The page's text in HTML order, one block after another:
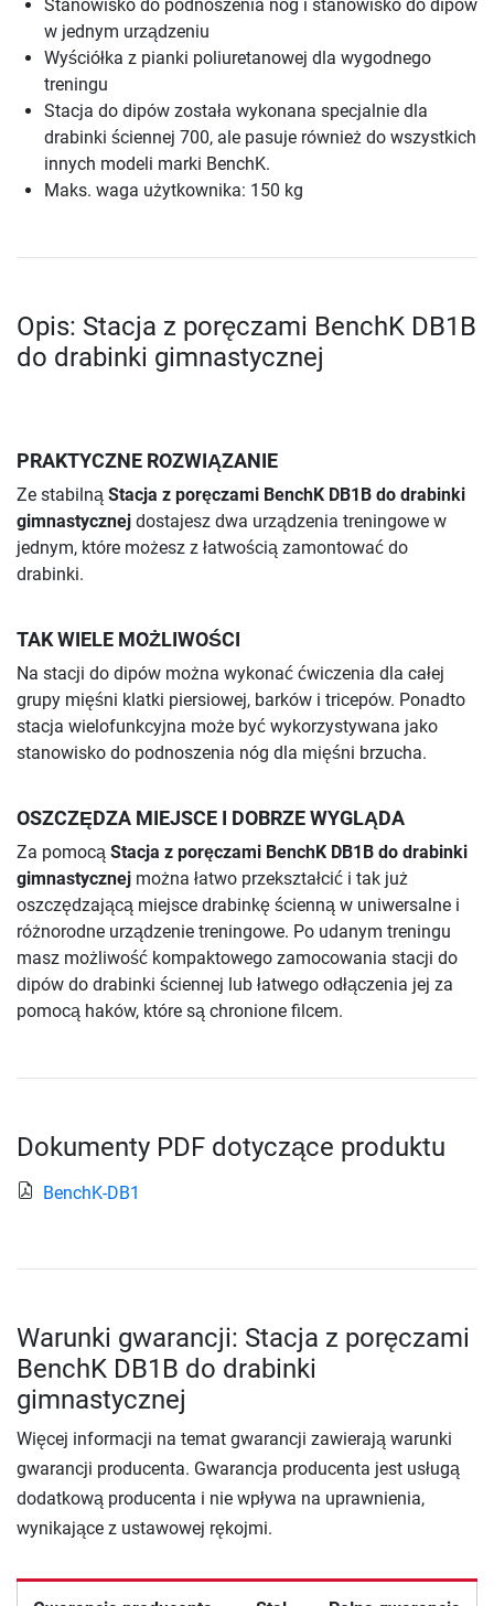
Stanowisko do podnoszenia nóg i stanowisko do dipów
w jednym urządzeniu
Wyściółka z pianki poliuretanowej dla wygodnego
treningu
Stacja do dipów została wykonana specjalnie dla
drabinki ściennej 700, ale pasuje również do wszystkich
innych modeli marki BenchK.
Maks. waga użytkownika: 150 kg
Opis: Stacja z poręczami BenchK DB1B
do drabinki gimnastycznej
PRAKTYCZNE ROZWIĄZANIE
Ze stabilną Stacja z poręczami BenchK DB1B do drabinki
gimnastycznej dostajesz dwa urządzenia treningowe w
jednym, które możesz z łatwością zamontować do
drabinki.
TAK WIELE MOŻLIWOŚCI
Na stacji do dipów można wykonać ćwiczenia dla całej
grupy mięśni klatki piersiowej, barków i tricepów. Ponadto
stacja wielofunkcyjna może być wykorzystywana jako
stanowisko do podnoszenia nóg dla mięśni brzucha.
OSZCZĘDZA MIEJSCE I DOBRZE WYGLĄDA
Za pomocą Stacja z poręczami BenchK DB1B do drabinki
gimnastycznej można łatwo przekształcić i tak już
oszczędzającą miejsce drabinkę ścienną w uniwersalne i
różnorodne urządzenie treningowe. Po udanym treningu
masz możliwość kompaktowego zamocowania stacji do
dipów do drabinki ściennej lub łatwego odłączenia jej za
pomocą haków, które są chronione filcem.
Dokumenty PDF dotyczące produktu
BenchK-DB1
Warunki gwarancji: Stacja z poręczami
BenchK DB1B do drabinki
gimnastycznej
Więcej informacji na temat gwarancji zawierają warunki
gwarancji producenta. Gwarancja producenta jest usługą
dodatkową producenta i nie wpływa na uprawnienia,
wynikające z ustawowej rękojmi.